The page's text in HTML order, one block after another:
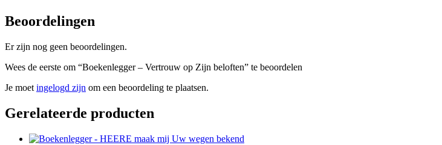
Beoordelingen
Er zijn nog geen beoordelingen.
Wees de eerste om “Boekenlegger – Vertrouw op Zijn beloften” te beoordelen
Je moet ingelogd zijn om een beoordeling te plaatsen.
Gerelateerde producten